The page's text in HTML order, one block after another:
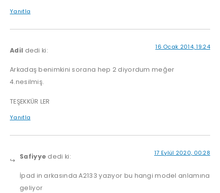
Yanıtla
Adil dedi ki: 16 Ocak 2014, 19:24
Arkadaş benimkini sorana hep 2 diyordum meğer
4.nesilmiş.
TEŞEKKÜR LER
Yanıtla
Safiyye dedi ki: 17 Eylül 2020, 00:28
İpad in arkasında A2133 yazıyor bu hangi model anlamına
geliyor